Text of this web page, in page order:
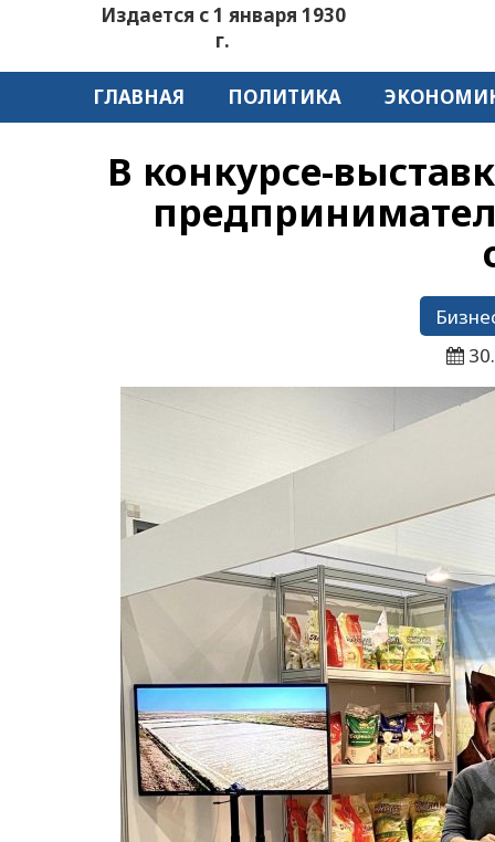
Издается с 1 января 1930
г.
ГЛАВНАЯ ПОЛИТИКА
В конкурсе-